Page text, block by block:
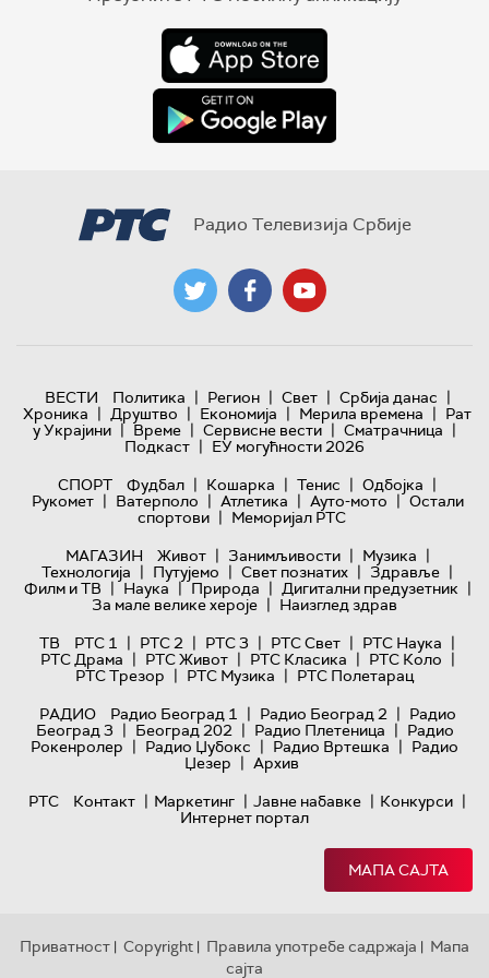
Радио Телевизија Србије
ВЕСТИ Политика | Регион | Свет | Србија данас |
Хроника | Друштво | Економија | Мерила времена | Рат
у Украјини | Време | Сервисне вести | Сматрачница |
Подкаст | ЕУ могућности 2026
СПОРТ
Фудбал | Кошарка | Тенис | Одбојка |
Рукомет | Ватерполо | Атлетика | Ауто-мото | Остали
спортови | Меморијал РТС
МАГАЗИН
Живот | Занимљивости | Музика |
Технологијa | Путујемо | Свет познатих | Здравље |
Филм и ТВ | Наука | Природа | Дигитални предузетник |
За мале велике хероје | Наизглед здрав
ТВ
РТС 1 | РТС 2 | РТС 3 | РТС Свет | РТС Наука |
РТС Драма | РТС Живот | РТС Класика | РТС Коло |
РТС Трезор | РТС Музика | РТС Полетарац
РАДИО
Радио Београд 1 | Радио Београд 2 | Радио
Београд 3 | Београд 202 | Радио Плетеница | Радио
Рокенролер | Радио Џубокс | Радио Вртешка | Радио
Џезер | Архив
РТС
Контакт | Маркетинг | Јавне набавке | Конкурси |
Интернет портал
МАПА САЈТА
Приватност | Copyright | Правила употребе садржаја | Мапа
сајта